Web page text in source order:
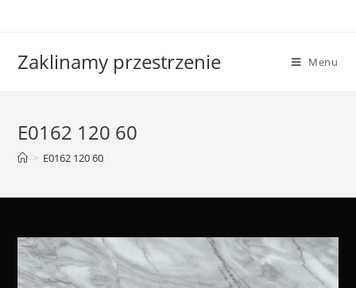
Zaklinamy przestrzenie Menu
E0162 120 60
> E0162 120 60